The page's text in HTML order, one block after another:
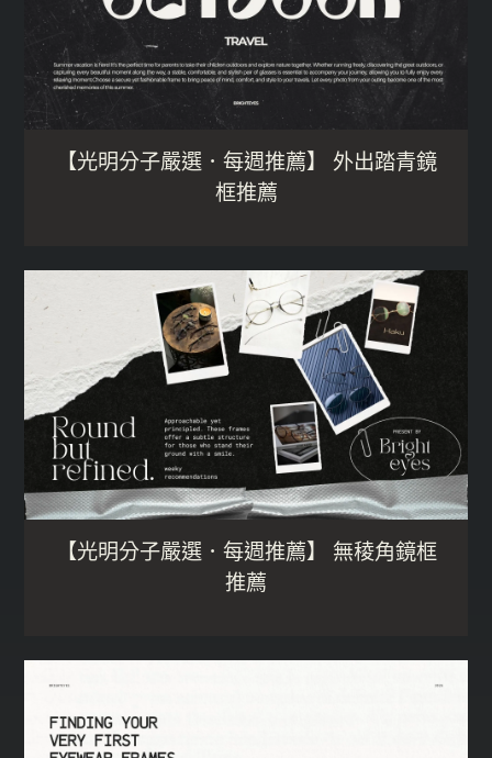
【光明分子嚴選．每週推薦】 外出踏青鏡
框推薦
【光明分子嚴選．每週推薦】 無稜角鏡框
推薦